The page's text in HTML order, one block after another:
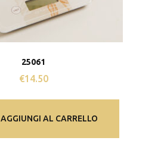
25061
€14.50
AGGIUNGI AL CARRELLO